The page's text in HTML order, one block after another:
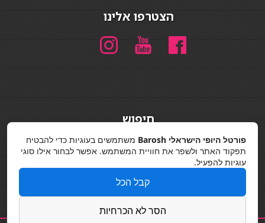
הצטרפו אלינו
חיפוש
מדיניות פרטיות
פורטל היופי הישראלי Barosh
משתמשים בעוגיות כדי להבטיח
תפקוד האתר ולשפר את חוויית המשתמש. אפשר לבחור אילו סוגי
עוגיות להפעיל.
קבל הכל
הסר לא הכרחיות